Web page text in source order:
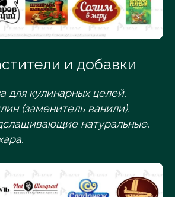
и добавки
для кулинарных целей,
(заменитель ванили).
натуральные,